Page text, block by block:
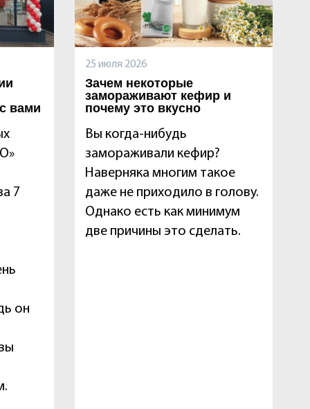
вами
7
он
25 июля 2026
Зачем некоторые
замораживают кефир и
почему это вкусно
Вы когда-нибудь
замораживали кефир?
Наверняка многим такое
даже не приходило в голову.
Однако есть как минимум
две причины это сделать.